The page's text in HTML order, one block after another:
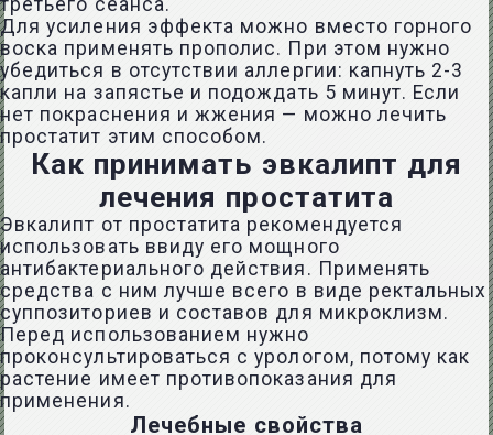
третьего сеанса.
Для усиления эффекта можно вместо горного
воска применять прополис. При этом нужно
убедиться в отсутствии аллергии: капнуть 2-3
капли на запястье и подождать 5 минут. Если
нет покраснения и жжения — можно лечить
простатит этим способом.
Как принимать эвкалипт для
лечения простатита
Эвкалипт от простатита рекомендуется
использовать ввиду его мощного
антибактериального действия. Применять
средства с ним лучше всего в виде ректальных
суппозиториев и составов для микроклизм.
Перед использованием нужно
проконсультироваться с урологом, потому как
растение имеет противопоказания для
применения.
Лечебные свойства